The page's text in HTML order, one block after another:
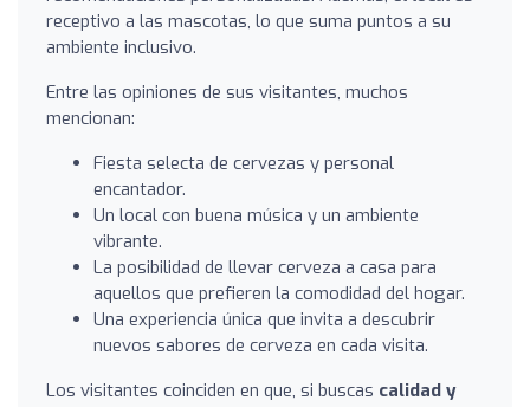
receptivo a las mascotas, lo que suma puntos a su
ambiente inclusivo.
Entre las opiniones de sus visitantes, muchos
mencionan:
Fiesta selecta de cervezas y personal
encantador.
Un local con buena música y un ambiente
vibrante.
La posibilidad de llevar cerveza a casa para
aquellos que prefieren la comodidad del hogar.
Una experiencia única que invita a descubrir
nuevos sabores de cerveza en cada visita.
Los visitantes coinciden en que, si buscas calidad y